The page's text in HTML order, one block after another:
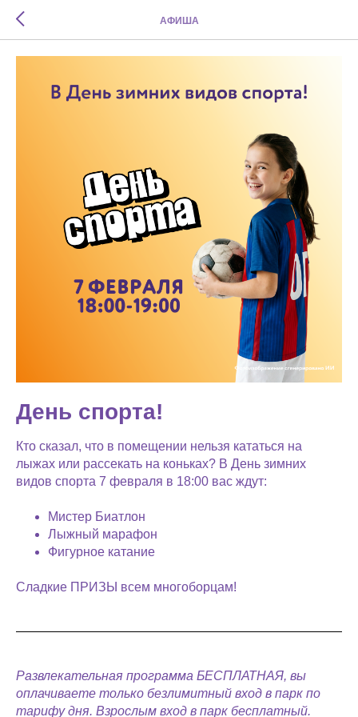
АФИША
День спорта!
Кто сказал, что в помещении нельзя кататься на
лыжах или рассекать на коньках? В День зимних
видов спорта 7 февраля в 18:00 вас ждут:
Мистер Биатлон
Лыжный марафон
Фигурное катание
Сладкие ПРИЗЫ всем многоборцам!
Развлекательная программа БЕСПЛАТНАЯ, вы
оплачиваете только безлимитный вход в парк по
тарифу дня. Взрослым вход в парк бесплатный.